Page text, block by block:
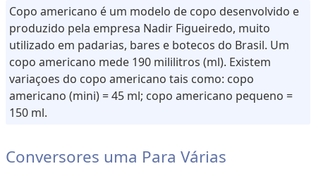
i
a
o
u
C
o
m
i
Copo americano é um modelo de copo desenvolvido e
produzido pela empresa Nadir Figueiredo, muito
utilizado em padarias, bares e botecos do Brasil. Um
copo americano mede 190 mililitros (ml). Existem
variaçoes do copo americano tais como: copo
americano (mini) = 45 ml; copo americano pequeno =
150 ml.
Conversores uma Para Várias